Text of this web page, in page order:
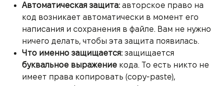
Автоматическая защита:авторское право на
код возникает автоматически в момент его
написания и сохранения в файле. Вам не нужно
ничего делать, чтобы эта защита появилась.
Что именно защищается:защищается
буквальное выражение кода. То есть никто не
имеет права копировать (copy-paste),